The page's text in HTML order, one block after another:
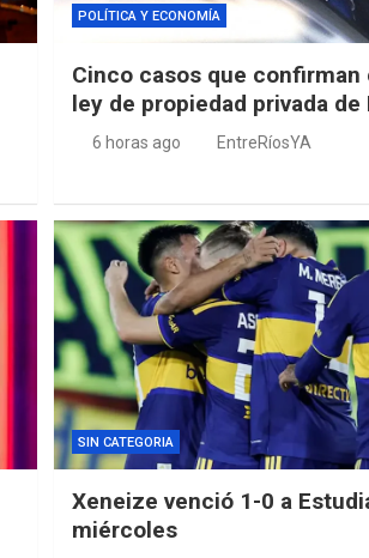
POLÍTICA Y ECONOMÍA
Cinco casos que confirman
ley de propiedad privada de
6 horas ago EntreRíosYA
SIN CATEGORIA
Xeneize venció 1-0 a
miércoles